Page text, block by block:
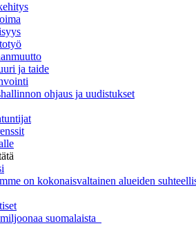
ja taide
ohjaus ja uudistukset
on kokonaisvaltainen alueiden
suomalaista